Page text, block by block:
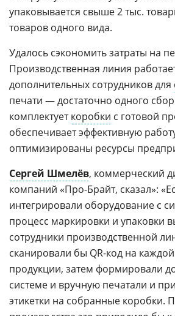
упаковывается свыше 2 тыс.
товаров одного вида.
Удалось сэкономить затраты на
Производственная линия
дополнительных сотрудников для
печати — достаточно одного
комплектуеткоробки с готовой
обеспечивает эффективную
оптимизированы ресурсы
Сергей Шмелёв, коммерческий
компаний «Про-Брайт, сказал»:
интегрировали оборудование с
процесс маркировки и упаковки
сотрудники производственной
сканировали бы QR-код на
продукции, затем формировали
системе и вручную печатали и
этикетки на собранные коробки.